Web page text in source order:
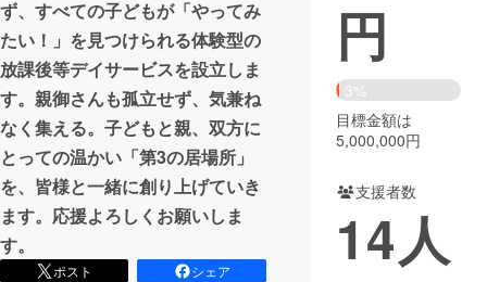
まちづくり・地域活性化
CAMPFIRE for Social Good
CAMPFIRE Creation
CAMPFIREふるさと納税
コミュニティ
ず、すべての子どもが「やってみ
たい！」を見つけられる体験型の
放課後等デイサービスを設立しま
す。親御さんも孤立せず、気兼ね
なく集える。子どもと親、双方に
とっての温かい「第3の居場所」
を、皆様と一緒に創り上げていき
ます。応援よろしくお願いしま
す。
ポスト
シェア
円
3%
目標金額は
5,000,000円
支援者数
14人